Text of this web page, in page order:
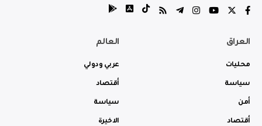
العراق
محليات
سياسة
أمن
أقتصاد
العالم
عربي ودولي
أقتصاد
سياسة
الاخيرة